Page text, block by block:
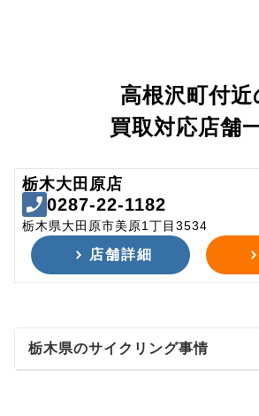
高根沢町付近
買取対応店舗
栃木大田原店
0287-22-1182
栃木県大田原市美原1丁目3534
店舗詳細
栃木県のサイクリング事情